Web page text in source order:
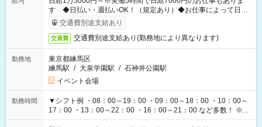
す ◆日払い・週払いOK！（規定あり）◆お仕事によって日給
も異なります
交通費別途支給あり
交通費 交通費別途支給あり(勤務地により異なります)
勤務地
東京都練馬区
練馬駅 / 大泉学園駅 / 石神井公園駅
イベント会場
勤務時間
▼シフト例 ・08：00～19：00 ・09：00～18：00 ・10：00～
17：00 ・13：00～22：00 ・16：00～21：00 など多数！ ※お
仕事により勤務時間が異なります